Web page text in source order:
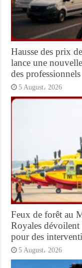
Hausse des prix
lance une
des
5 August، 2026
Feux de forêt au
Royales
pour des
5 August، 2026